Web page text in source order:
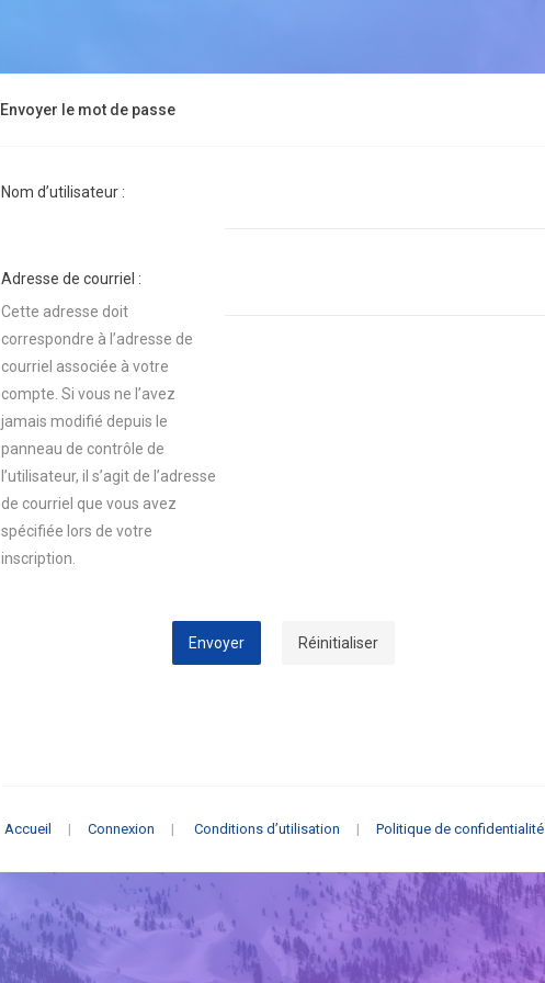
Envoyer le mot de passe
Nom d’utilisateur :
Adresse de courriel :
Cette adresse doit
correspondre à l’adresse de
courriel associée à votre
compte. Si vous ne l’avez
jamais modifié depuis le
panneau de contrôle de
l’utilisateur, il s’agit de l’adresse
de courriel que vous avez
spécifiée lors de votre
inscription.
Envoyer Réinitialiser
Accueil | Connexion | Conditions d’utilisation | Politique de confidentialité